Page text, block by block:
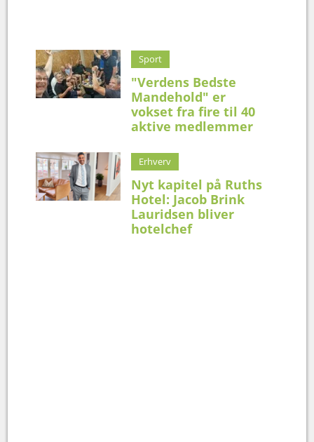
Sport
"Verdens Bedste
Mandehold" er
vokset fra fire til 40
aktive medlemmer
Erhverv
Nyt kapitel på Ruths
Hotel: Jacob Brink
Lauridsen bliver
hotelchef